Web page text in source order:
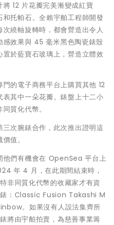
12 片花瓣完美漸變成紅寶
托帕石。全賴宇舶工程師開發
繞軸旋轉時，都會營造出令人
感效果與 45 毫米黑色陶瓷錶殼
於藍寶石玻璃上，營造立體效
的電子商務平台上購買其他 12
其中一朵花瓣。錶盤上十二小
質化代幣。
次腕錶合作，此次推出證明這
值。
他們有機會在 OpenSea 平台上
年 4 月，在此期間結束時，
非同質化代幣的收藏家才有資
錶：Classic Fusion Takashi M
。如果沒有人設法集齊所
將由宇舶拍賣，為慈善事業籌